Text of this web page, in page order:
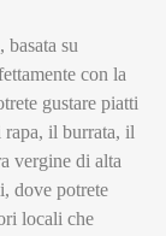
su
con la
gustare piatti
rapa, il burrata, il
vergine di alta
dove potrete
locali che